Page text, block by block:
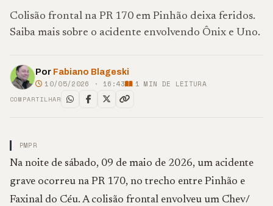
Colisão frontal na PR 170 em Pinhão deixa feridos.
Saiba mais sobre o acidente envolvendo Ônix e Uno.
Por Fabiano Blageski
10/05/2026 · 16:43 1 MIN DE LEITURA
COMPARTILHAR
PMPR
Na noite de sábado, 09 de maio de 2026, um acidente
grave ocorreu na PR 170, no trecho entre Pinhão e
Faxinal do Céu. A colisão frontal envolveu um Chev/